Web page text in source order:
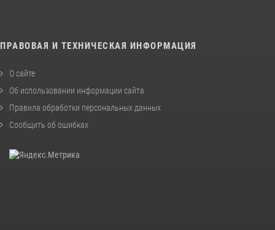
ПРАВОВАЯ И ТЕХНИЧЕСКАЯ ИНФОРМАЦИЯ
О сайте
Об использовании информации сайта
Правила обработки персональных данных
Сообщить об ошибках